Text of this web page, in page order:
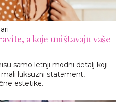
a koje uništavaju vaše
samo letnji modni detalj koji
mali luksuzni statement,
estetike.